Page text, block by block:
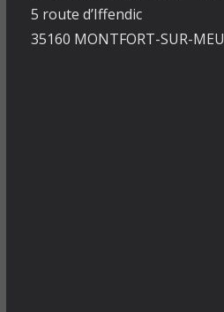
5 route d’Iffendic
35160 MONTFORT-SUR-MEU